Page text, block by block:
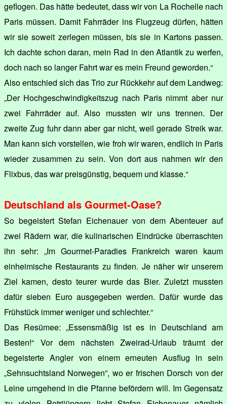
geflogen. Das hätte bedeutet, dass wir von La Rochelle nach
Paris müssen. Damit Fahrräder ins Flugzeug dürfen, hätten
wir sie soweit zerlegen müssen, bis sie in Kartons passen.
Ich dachte schon daran, mein Rad in den Atlantik zu werfen,
doch nach so langer Fahrt war es mein Freund geworden.“
Also entschied sich das Trio zur Rückkehr auf dem Landweg:
„Der Hochgeschwindigkeitszug nach Paris nimmt aber nur
zwei Fahrräder auf. Also mussten wir uns trennen. Der
zweite Zug fuhr dann aber gar nicht, weil gerade Streik war.
Man kann sich vorstellen, wie froh wir waren, endlich in Paris
wieder zusammen zu sein. Von dort aus nahmen wir den
Flixbus, das war preisgünstig, bequem und klasse.“
Deutschland als Gourmet-Oase?
So begeistert Stefan Eichenauer von dem Abenteuer auf
zwei Rädern war, die kulinarischen Eindrücke überraschten
ihn sehr: „Im Gourmet-Paradies Frankreich waren kaum
einheimische Restaurants zu finden. Je näher wir unserem
Ziel kamen, desto teurer wurde das Bier. Zuletzt mussten
dafür sieben Euro ausgegeben werden. Dafür wurde das
Frühstück immer weniger und schlechter.“
Das Resümee: „Essensmäßig ist es in Deutschland am
Besten!“ Vor dem nächsten Zweirad-Urlaub träumt der
begeisterte Angler von einem erneuten Ausflug in sein
„Sehnsuchtsland Norwegen”, wo er frischen Dorsch von der
Leine umgehend in die Pfanne befördern will. Im Gegensatz